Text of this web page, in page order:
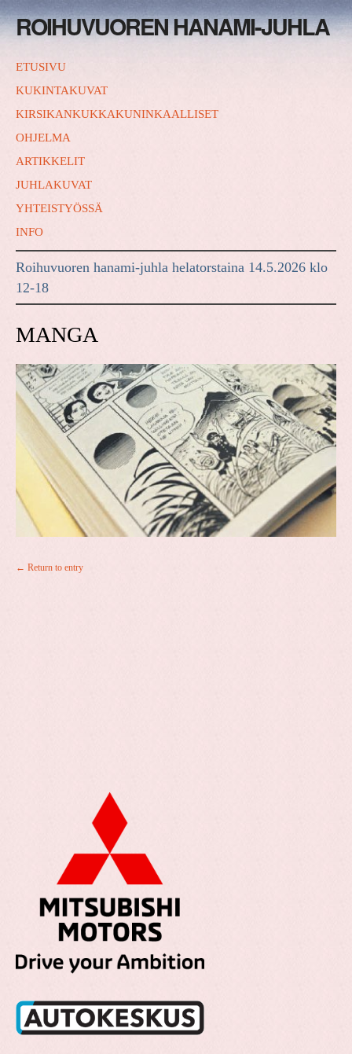
ROIHUVUOREN HANAMI-JUHLA
ETUSIVU
KUKINTAKUVAT
KIRSIKANKUKKAKUNINKAALLISET
OHJELMA
ARTIKKELIT
JUHLAKUVAT
YHTEISTYÖSSÄ
INFO
Roihuvuoren hanami-juhla helatorstaina 14.5.2026 klo
12-18
MANGA
← Return to entry